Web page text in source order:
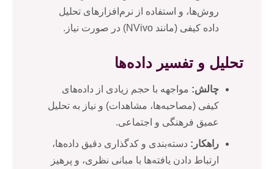
روش‌ها، و استفاده از نرم‌افزارهای تحلیل
داده کیفی (مانند NVivo) در صورت نیاز.
تحلیل و تفسیر داده‌ها
چالش: مواجهه با حجم زیادی از داده‌های
کیفی (مصاحبه‌ها، مشاهدات) و نیاز به تحلیل
عمیق فرهنگی و اجتماعی.
راهکار: دسته‌بندی و کدگذاری دقیق داده‌ها،
ارتباط دادن یافته‌ها با مبانی نظری، و پرهیز